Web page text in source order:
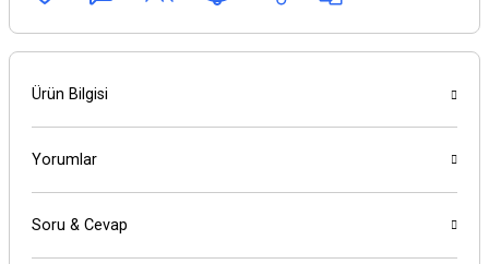
Ürün Bilgisi
Yorumlar
Soru & Cevap